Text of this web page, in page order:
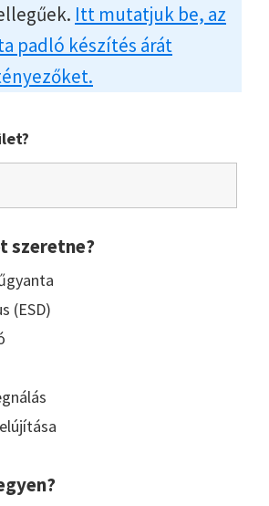
Itt mutatjuk be, az
padló készítés árát
szeretne?
(ESD)